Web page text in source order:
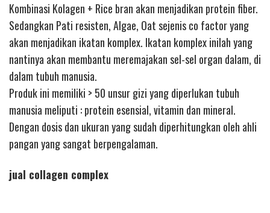
Kombinasi Kolagen + Rice bran akan menjadikan protein fiber.
Sedangkan Pati resisten, Algae, Oat sejenis co factor yang
akan menjadikan ikatan komplex. Ikatan komplex inilah yang
nantinya akan membantu meremajakan sel-sel organ dalam, di
dalam tubuh manusia.
Produk ini memiliki > 50 unsur gizi yang diperlukan tubuh
manusia meliputi : protein esensial, vitamin dan mineral.
Dengan dosis dan ukuran yang sudah diperhitungkan oleh ahli
pangan yang sangat berpengalaman.
jual collagen complex